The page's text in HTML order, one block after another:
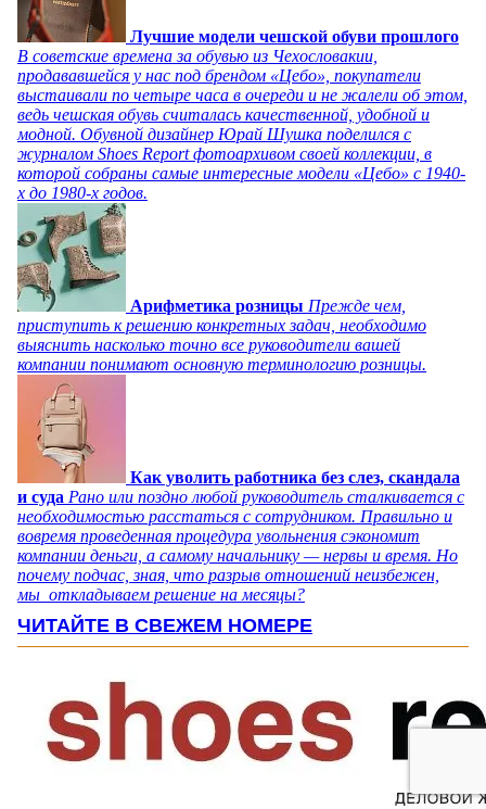
Лучшие модели чешской обуви прошлого
В советские времена за обувью из Чехословакии,
продававшейся у нас под брендом «Цебо», покупатели
выстаивали по четыре часа в очереди и не жалели об этом,
ведь чешская обувь считалась качественной, удобной и
модной. Обувной дизайнер Юрай Шушка поделился с
журналом Shoes Report фотоархивом своей коллекции, в
которой собраны самые интересные модели «Цебо» с 1940-
х до 1980-х годов.
Арифметика розницы Прежде чем,
приступить к решению конкретных задач, необходимо
выяснить насколько точно все руководители вашей
компании понимают основную терминологию розницы.
Как уволить работника без слез, скандала
и суда Рано или поздно любой руководитель сталкивается с
необходимостью расстаться с сотрудником. Правильно и
вовремя проведенная процедура увольнения сэкономит
компании деньги, а самому начальнику — нервы и время. Но
почему подчас, зная, что разрыв отношений неизбежен,
мы откладываем решение на месяцы?
ЧИТАЙТЕ В СВЕЖЕМ НОМЕРЕ